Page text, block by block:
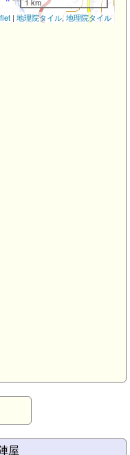
| 地理院タイル,地理院タイル
屋